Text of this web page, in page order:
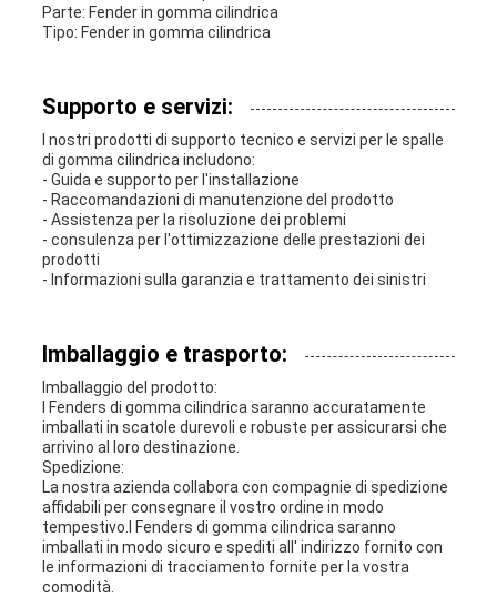
Parte: Fender in gomma cilindrica
Tipo: Fender in gomma cilindrica
Supporto e servizi:
I nostri prodotti di supporto tecnico e servizi per le spalle
di gomma cilindrica includono:
- Guida e supporto per l'installazione
- Raccomandazioni di manutenzione del prodotto
- Assistenza per la risoluzione dei problemi
- consulenza per l'ottimizzazione delle prestazioni dei
prodotti
- Informazioni sulla garanzia e trattamento dei sinistri
Imballaggio e trasporto:
Imballaggio del prodotto:
I Fenders di gomma cilindrica saranno accuratamente
imballati in scatole durevoli e robuste per assicurarsi che
arrivino al loro destinazione.
Spedizione:
La nostra azienda collabora con compagnie di spedizione
affidabili per consegnare il vostro ordine in modo
tempestivo.I Fenders di gomma cilindrica saranno
imballati in modo sicuro e spediti all' indirizzo fornito con
le informazioni di tracciamento fornite per la vostra
comodità.